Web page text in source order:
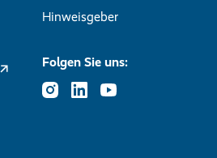
Hinweisgeber
Folgen Sie uns: